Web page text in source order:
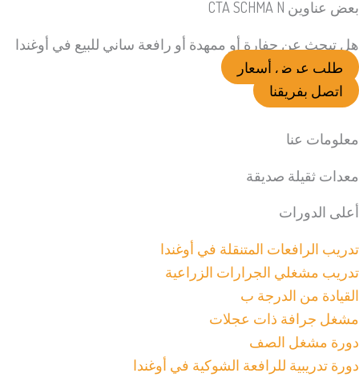
بعض عناوين CTA SCHMA N
هل تبحث عن حفارة أو ممهدة أو رافعة ساني للبيع في أوغندا
طلب عرض أسعار
اتصل بفريقنا
معلومات عنا
معدات ثقيلة صديقة
أعلى الدورات
تدريب الرافعات المتنقلة في أوغندا
تدريب مشغلي الجرارات الزراعية
القيادة من الدرجة ب
مشغل جرافة ذات عجلات
دورة مشغل الصف
دورة تدريبية للرافعة الشوكية في أوغندا